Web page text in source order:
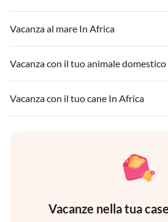
Vacanza al mare In Africa
Vacanza con il tuo animale
Vacanza con il tuo cane In Africa
Vacanze nella tua